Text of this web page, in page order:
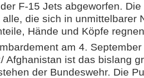
F-15 Jets abgeworfen.
alle, die sich in unmittelbarer
Hände und Köpfe
am 4.
Afghanistan ist das bislang
der Bundeswehr. Die